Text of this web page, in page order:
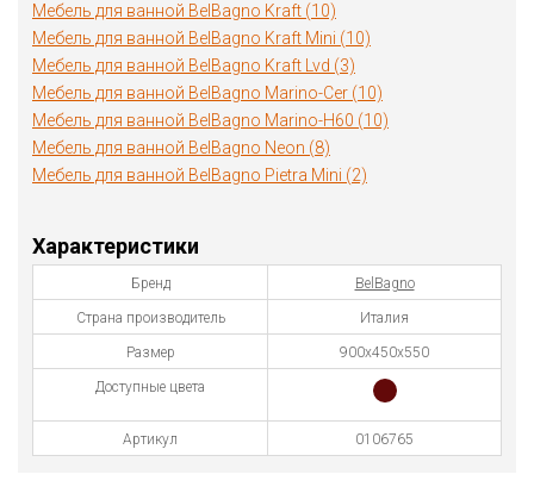
Мебель для ванной BelBagno Kraft (10)
Мебель для ванной BelBagno Kraft Mini (10)
Мебель для ванной BelBagno Kraft Lvd (3)
Мебель для ванной BelBagno Marino-Cer (10)
Мебель для ванной BelBagno Marino-H60 (10)
Мебель для ванной BelBagno Neon (8)
Мебель для ванной BelBagno Pietra Mini (2)
Характеристики
Бренд BelBagno
Страна производитель Италия
Размер 900х450х550
Доступные цвета
Артикул 0106765